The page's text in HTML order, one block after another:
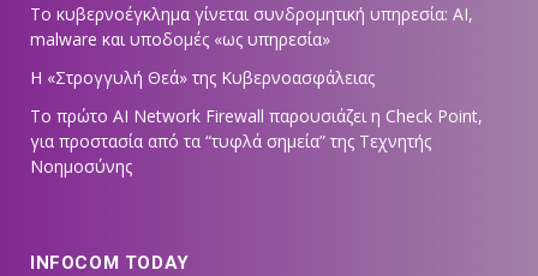
Το κυβερνοέγκλημα γίνεται συνδρομητική υπηρεσία: AI,
malware και υποδομές «ως υπηρεσία»
Η «Στρογγυλή Θεά» της Κυβερνοασφάλειας
Tο πρώτο AI Network Firewall παρουσιάζει η Check Point,
για προστασία από τα “τυφλά σημεία” της Τεχνητής
Νοημοσύνης
INFOCOM TODAY